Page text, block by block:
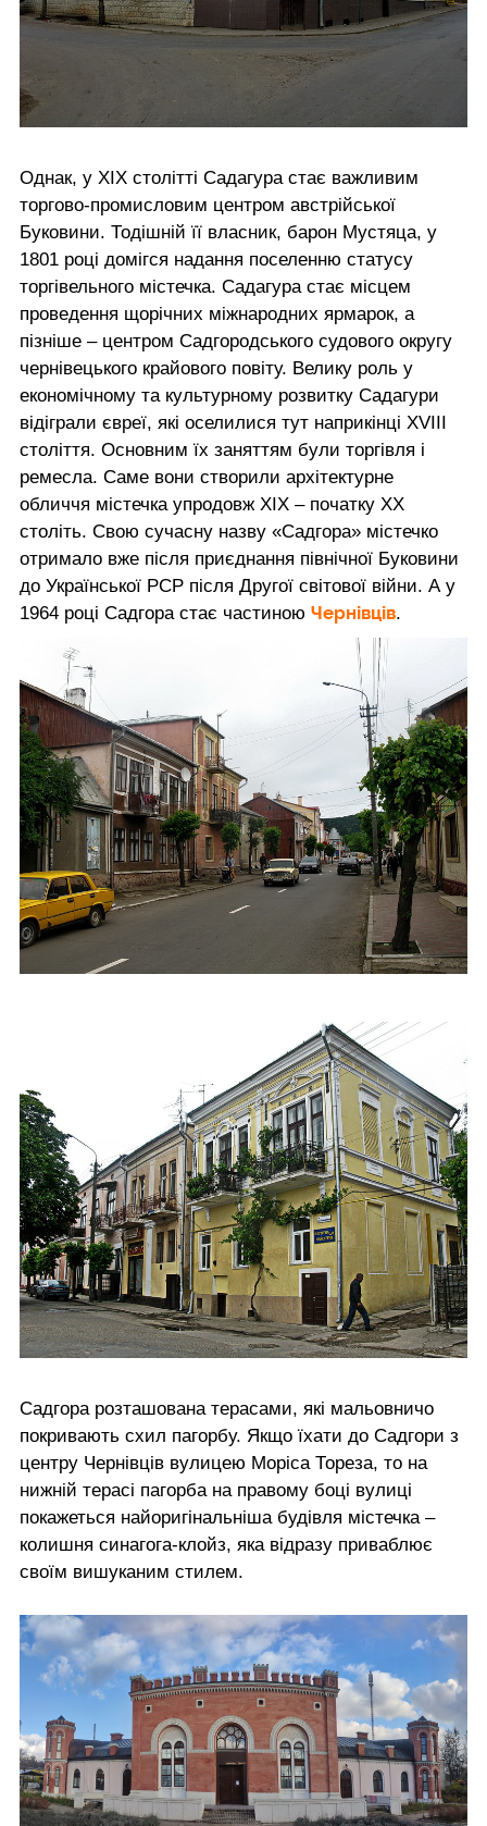
Однак, у ХІХ столітті Садагура стає важливим
торгово-промисловим центром австрійської
Буковини. Тодішній її власник, барон Мустяца, у
1801 році домігся надання поселенню статусу
торгівельного містечка. Садагура стає місцем
проведення щорічних міжнародних ярмарок, а
пізніше – центром Садгородського судового округу
чернівецького крайового повіту. Велику роль у
економічному та культурному розвитку Садагури
відіграли євреї, які оселилися тут наприкінці XVIII
століття. Основним їх заняттям були торгівля і
ремесла. Саме вони створили архітектурне
обличчя містечка упродовж ХІХ – початку ХХ
століть. Свою сучасну назву «Садгора» містечко
отримало вже після приєднання північної Буковини
до Української РСР після Другої світової війни. А у
1964 році Садгора стає частиною Чернівців.
Садгора розташована терасами, які мальовничо
покривають схил пагорбу. Якщо їхати до Садгори з
центру Чернівців вулицею Моріса Тореза, то на
нижній терасі пагорба на правому боці вулиці
покажеться найоригінальніша будівля містечка –
колишня синагога-клойз, яка відразу приваблює
своїм вишуканим стилем.